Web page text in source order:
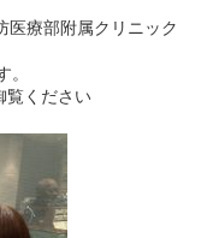
療部附属クリニック
。
覧ください